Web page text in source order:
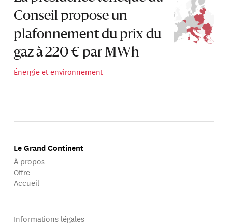
Conseil propose un
plafonnement du prix du
gaz à 220 € par MWh
Énergie et environnement
Le Grand Continent
À propos
Offre
Accueil
Informations légales